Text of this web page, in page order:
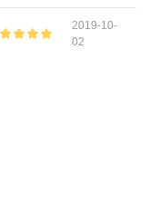
2019-10-
02